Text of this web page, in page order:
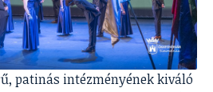
patinás intézményének kiváló